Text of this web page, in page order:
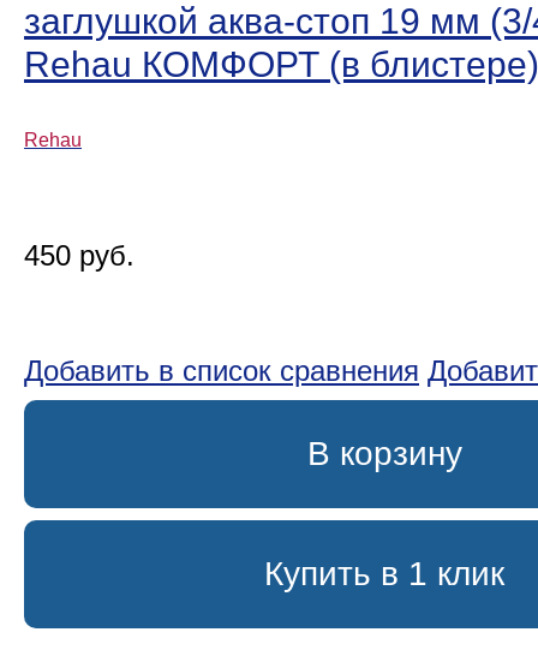
заглушкой аква-стоп 19 мм (3/
Rehau КОМФОРТ (в блистере)
Rehau
450 руб.
Добавить в список сравнения
В корзину
Купить в 1 клик